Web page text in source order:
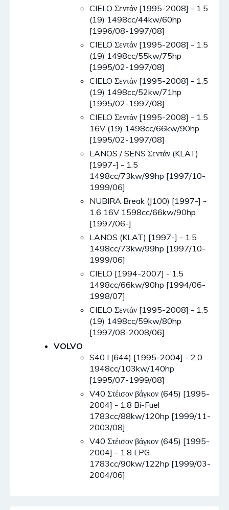
CIELO Σεντάν [1995-2008] - 1.5
(19) 1498cc/44kw/60hp
[1996/08-1997/08]
CIELO Σεντάν [1995-2008] - 1.5
(19) 1498cc/55kw/75hp
[1995/02-1997/08]
CIELO Σεντάν [1995-2008] - 1.5
(19) 1498cc/52kw/71hp
[1995/02-1997/08]
CIELO Σεντάν [1995-2008] - 1.5
16V (19) 1498cc/66kw/90hp
[1995/02-1997/08]
LANOS / SENS Σεντάν (KLAT)
[1997-] - 1.5
1498cc/73kw/99hp [1997/10-
1999/06]
NUBIRA Break (J100) [1997-] -
1.6 16V 1598cc/66kw/90hp
[1997/06-]
LANOS (KLAT) [1997-] - 1.5
1498cc/73kw/99hp [1997/10-
1999/06]
CIELO [1994-2007] - 1.5
1498cc/66kw/90hp [1994/06-
1998/07]
CIELO Σεντάν [1995-2008] - 1.5
(19) 1498cc/59kw/80hp
[1997/08-2008/06]
VOLVO
S40 I (644) [1995-2004] - 2.0
1948cc/103kw/140hp
[1995/07-1999/08]
V40 Στέισον βάγκον (645) [1995-
2004] - 1.8 Bi-Fuel
1783cc/88kw/120hp [1999/11-
2003/08]
V40 Στέισον βάγκον (645) [1995-
2004] - 1.8 LPG
1783cc/90kw/122hp [1999/03-
2004/06]